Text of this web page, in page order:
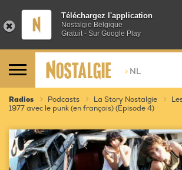
Téléchargez l'application
Nostalgie Belgique
Gratuit - Sur Google Play
> NL
Radios Podcasts La Story Nostalgie
1977 avec le punk (en français) (Episode 4)